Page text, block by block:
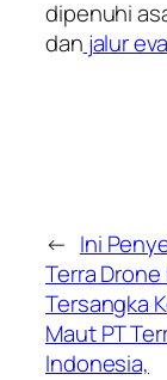
dipenuhi
dan jalur
← Ini
Terra
Tersangka
Maut PT
Indonesia,